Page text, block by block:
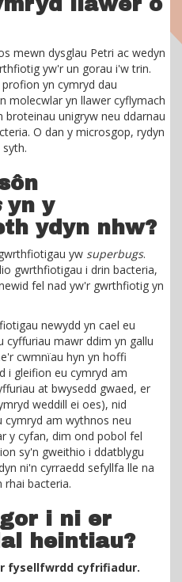
mewn dysglau Petri ac wedyn
yw'r un gorau i'w trin.
yn cymryd dau
molecwlar yn llawer cyflymach
unigryw neu ddarnau
O dan y microsgop, rydyn
yn y
ydyn nhw?
yw superbugs.
gwrthfiotigau i drin bacteria,
fel nad yw'r gwrthfiotig yn
newydd yn cael eu
cyffuriau mawr ddim yn gallu
cwmnïau hyn yn hoffi
i gleifion eu cymryd am
at bwysedd gwaed, er
weddill ei oes), nid
am wythnos neu
y cyfan, dim ond pobol fel
sy'n gweithio i ddatblygu
ni'n cyrraedd sefyllfa lle na
bacteria.
i ni er
heintiau?
fysellfwrdd cyfrifiadur.